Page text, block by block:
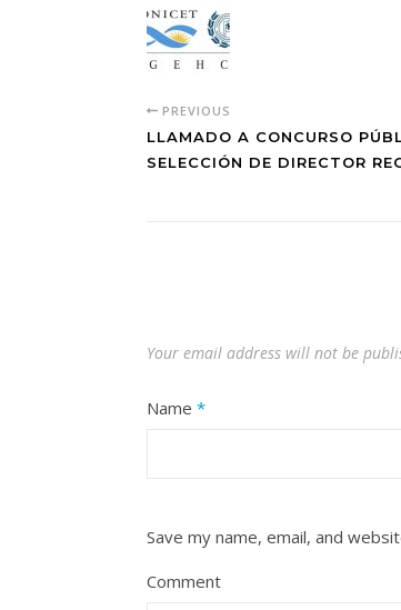
PREVIOUS
LLAMADO A CONCURSO
SELECCIÓN DE DIRECTOR
Your email address will not be
Name *
Save my name, email, and
Comment